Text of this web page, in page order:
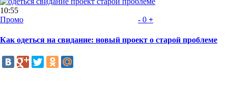
10:55
Промо
- 0 +
Как одеться на свидание: новый проект о старой проблеме